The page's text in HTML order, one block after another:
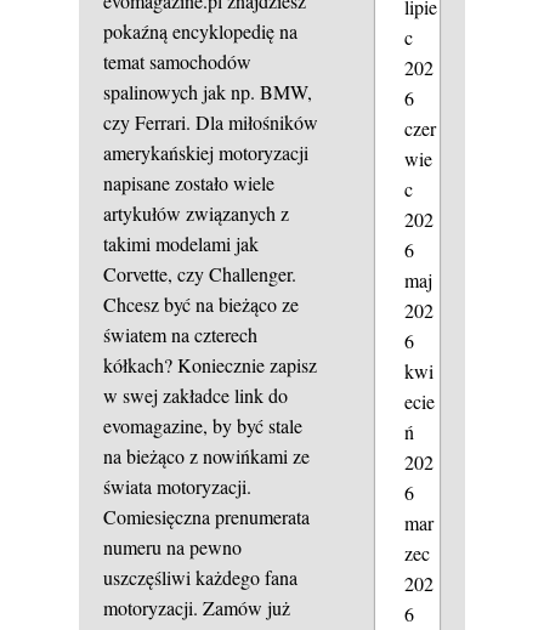
pokaźną encyklopedię na
temat samochodów
spalinowych jak np. BMW,
czy Ferrari. Dla miłośników
amerykańskiej motoryzacji
napisane zostało wiele
artykułów związanych z
takimi modelami jak
Corvette, czy Challenger.
Chcesz być na bieżąco ze
światem na czterech
kółkach? Koniecznie zapisz
w swej zakładce link do
evomagazine, by być stale
na bieżąco z nowińkami ze
świata motoryzacji.
Comiesięczna prenumerata
numeru na pewno
uszczęśliwi każdego fana
motoryzacji. Zamów już
lipie
c
202
6
czer
wie
c
202
6
maj
202
6
kwi
ecie
ń
202
6
mar
zec
202
6